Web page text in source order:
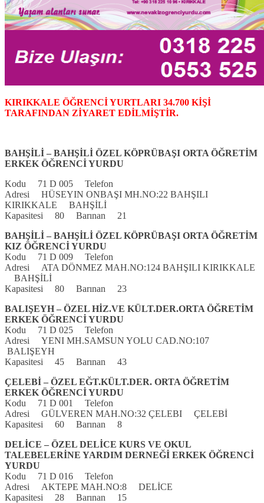
KIRIKKALE ÖĞRENCİ YURTLARI 34.700 KİŞİ
TARAFINDAN ZİYARET EDİLMİŞTİR.
BAHŞİLİ – BAHŞİLİ ÖZEL KÖPRÜBAŞI ORTA ÖĞRETİM
ERKEK ÖĞRENCİ YURDU
Kodu 71 D 005 Telefon
Adresi HÜSEYIN ONBAŞI MH.NO:22 BAHŞILI
KIRIKKALE BAHŞİLİ
Kapasitesi 80 Barınan 21
BAHŞİLİ – BAHŞİLİ ÖZEL KÖPRÜBAŞI ORTA ÖĞRETİM
KIZ ÖĞRENCİ YURDU
Kodu 71 D 009 Telefon
Adresi ATA DÖNMEZ MAH.NO:124 BAHŞILI KIRIKKALE
BAHŞİLİ
Kapasitesi 80 Barınan 23
BALIŞEYH – ÖZEL HİZ.VE KÜLT.DER.ORTA ÖĞRETİM
ERKEK ÖĞRENCİ YURDU
Kodu 71 D 025 Telefon
Adresi YENI MH.SAMSUN YOLU CAD.NO:107
BALIŞEYH
Kapasitesi 45 Barınan 43
ÇELEBİ – ÖZEL EĞT.KÜLT.DER. ORTA ÖĞRETİM
ERKEK ÖĞRENCİ YURDU
Kodu 71 D 001 Telefon
Adresi GÜLVEREN MAH.NO:32 ÇELEBI ÇELEBİ
Kapasitesi 60 Barınan 8
DELİCE – ÖZEL DELİCE KURS VE OKUL
TALEBELERİNE YARDIM DERNEĞİ ERKEK ÖĞRENCİ
YURDU
Kodu 71 D 016 Telefon
Adresi AKTEPE MAH.NO:8 DELİCE
Kapasitesi 28 Barınan 15